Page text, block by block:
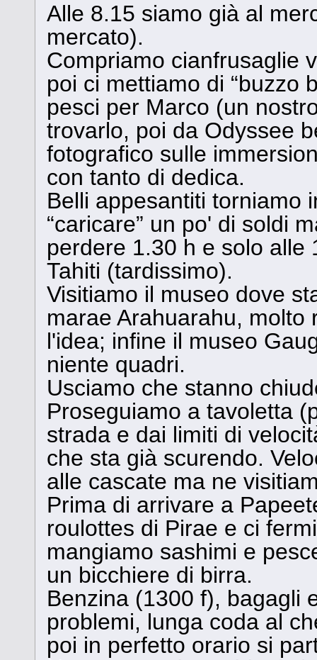
Alle 8.15 siamo già al
mercato).
Compriamo cianfrusaglie
poi ci mettiamo di “buzzo
pesci per Marco (un
trovarlo, poi da Odyssee
fotografico sulle
con tanto di dedica.
Belli appesantiti torniamo
“caricare” un po' di soldi
perdere 1.30 h e solo alle
Tahiti (tardissimo).
Visitiamo il museo dove
marae Arahuarahu,
l'idea; infine il museo
niente quadri.
Usciamo che stanno
Proseguiamo a tavoletta
strada e dai limiti di
che sta già scurendo.
alle cascate ma ne
Prima di arrivare a
roulottes di Pirae e ci
mangiamo sashimi e
un bicchiere di birra.
Benzina (1300 f), bagagli
problemi, lunga coda al
poi in perfetto orario si